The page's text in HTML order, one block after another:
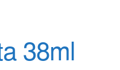
38ml